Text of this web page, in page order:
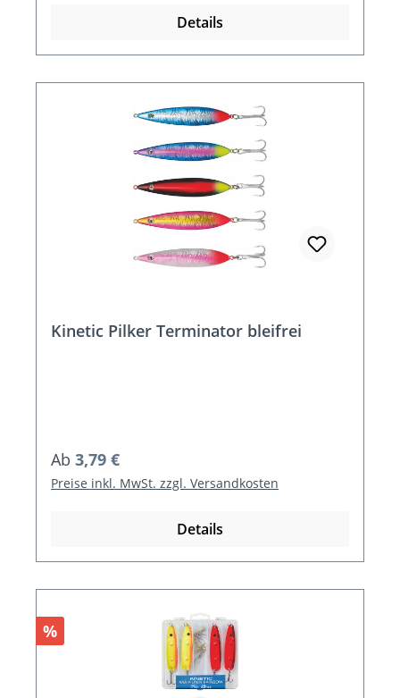
Details
Kinetic Pilker Terminator bleifrei
Regulärer Preis:
Ab 3,79 €
Preise inkl. MwSt. zzgl. Versandkosten
Details
Rabatt
%